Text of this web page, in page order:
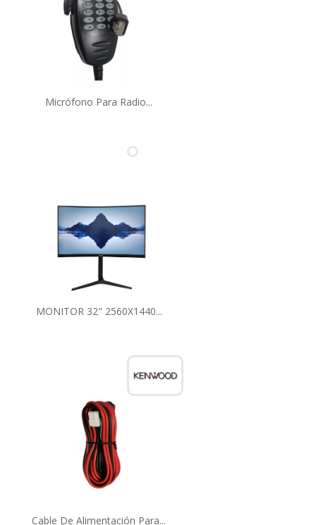
Micrófono Para Radio...
MONITOR 32" 2560X1440...
Cable De Alimentación Para...